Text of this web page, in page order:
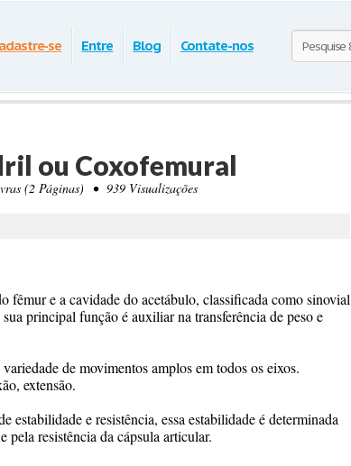
se Entre Blog Contate-nos
ou Coxofemural
(2 Páginas) • 939 Visualizações
fêmur e a cavidade do acetábulo, classificada como sinovial
principal função é auxiliar na transferência de peso e
de movimentos amplos em todos os eixos.
extensão.
estabilidade e resistência, essa estabilidade é determinada
pela resistência da cápsula articular.